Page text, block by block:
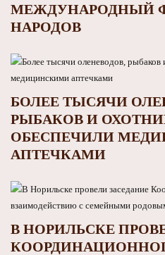
МЕЖДУНАРОДНЫЙ
НАРОДОВ
БОЛЕЕ ТЫСЯЧИ
РЫБАКОВ И
ОБЕСПЕЧИЛИ
АПТЕЧКАМИ
В НОРИЛЬСКЕ